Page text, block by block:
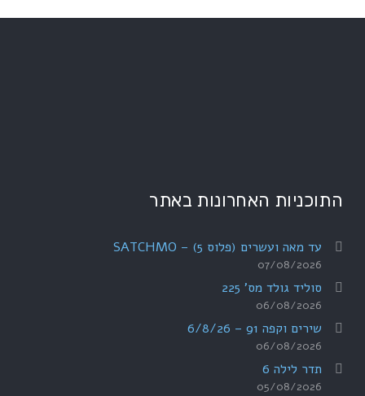
התוכניות האחרונות באתר
עד מאה ועשרים (פלוס 5) – SATCHMO
07/08/2026
סוליד גולד מס' 225
06/08/2026
שירים וקפה 91 – 6/8/26
06/08/2026
תדר לילה 6
05/08/2026